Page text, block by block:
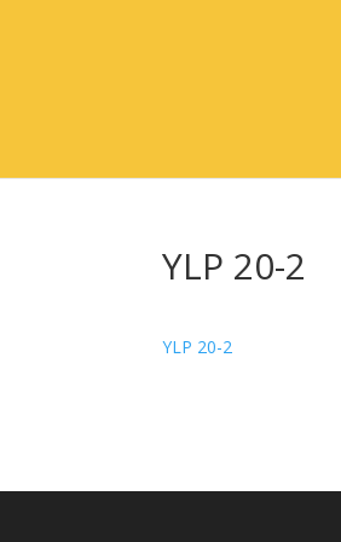
YLP 20-2
YLP 20-2